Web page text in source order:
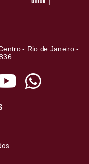
- Rio de Janeiro -